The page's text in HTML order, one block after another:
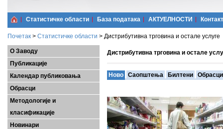
Статистичке области Базa података АКТУЕЛНОСТИ Контакт
Почетак > Статистичке области > Дистрибутивна трговина и остале услуге
О Заводу
Публикације
Календар публиковања
Обрасци
Методологије и
класификације
Новинари
Дистрибутивна трговина и остале
Ново Саопштења Билтени Обрасци